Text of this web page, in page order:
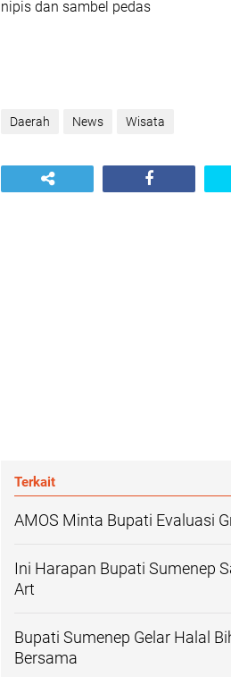
nipis dan sambel pedas
Daerah News Wisata
Terkait
AMOS Minta Bupati Evaluasi
Ini Harapan Bupati Sumenep
Art
Bupati Sumenep Gelar Halal
Bersama